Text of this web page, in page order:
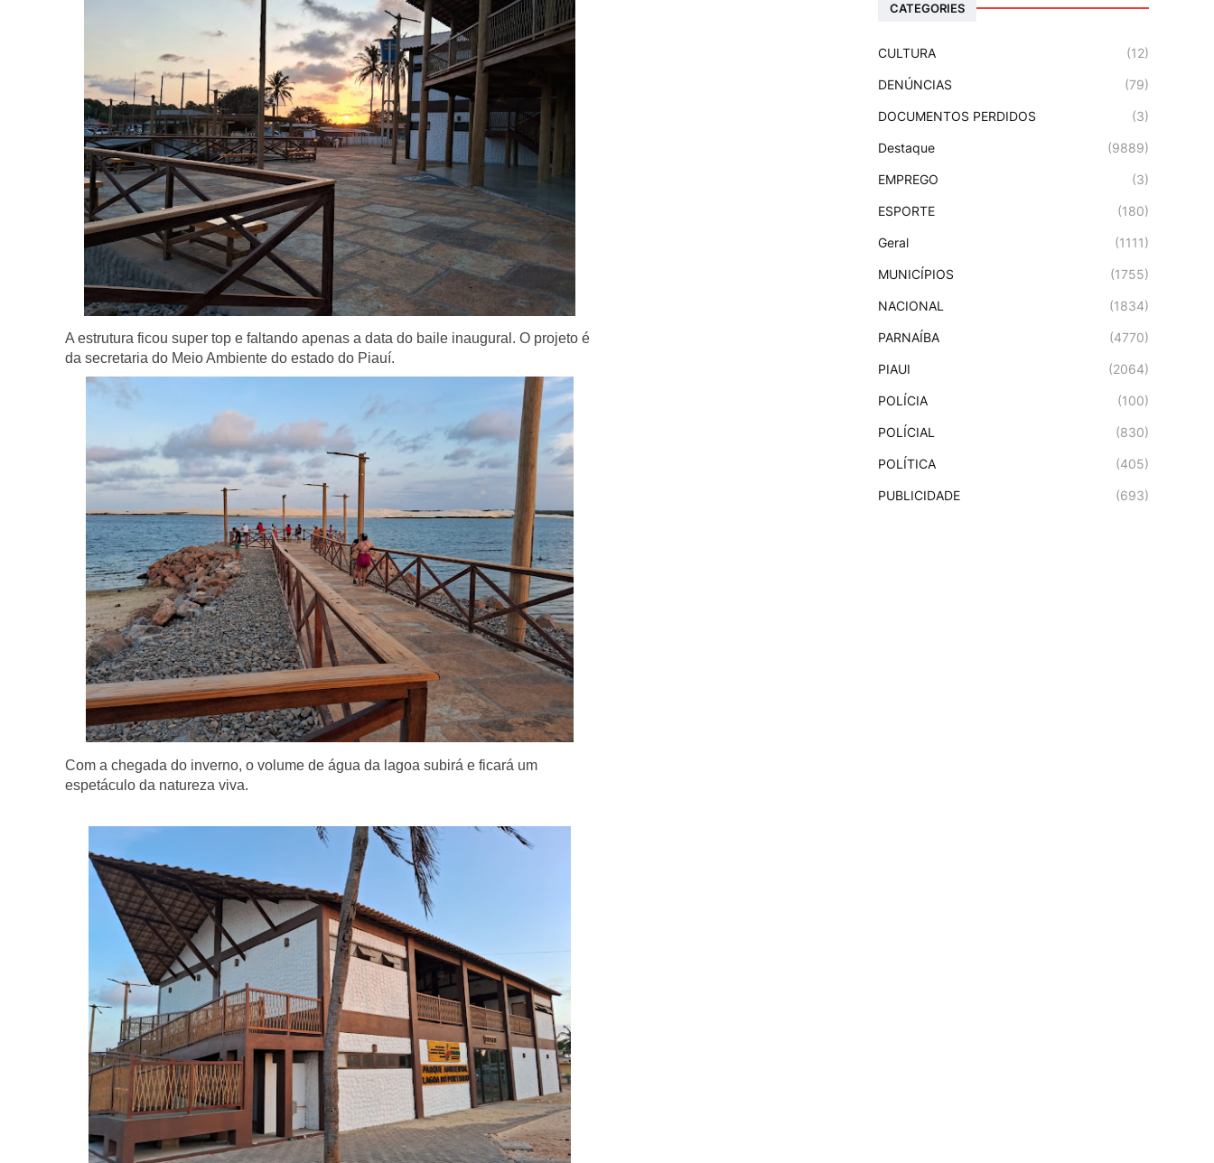
A estrutura ficou super top e faltando apenas a data do baile inaugural. O projeto é
da secretaria do Meio Ambiente do estado do Piauí.
Com a chegada do inverno, o volume de água da lagoa subirá e ficará um
espetáculo da natureza viva.
CATEGORIES
CULTURA (12)
DENÚNCIAS (79)
DOCUMENTOS PERDIDOS (3)
Destaque (9889)
EMPREGO (3)
ESPORTE (180)
Geral (1111)
MUNICÍPIOS (1755)
NACIONAL (1834)
PARNAÍBA (4770)
PIAUI (2064)
POLÍCIA (100)
POLÍCIAL (830)
POLÍTICA (405)
PUBLICIDADE (693)